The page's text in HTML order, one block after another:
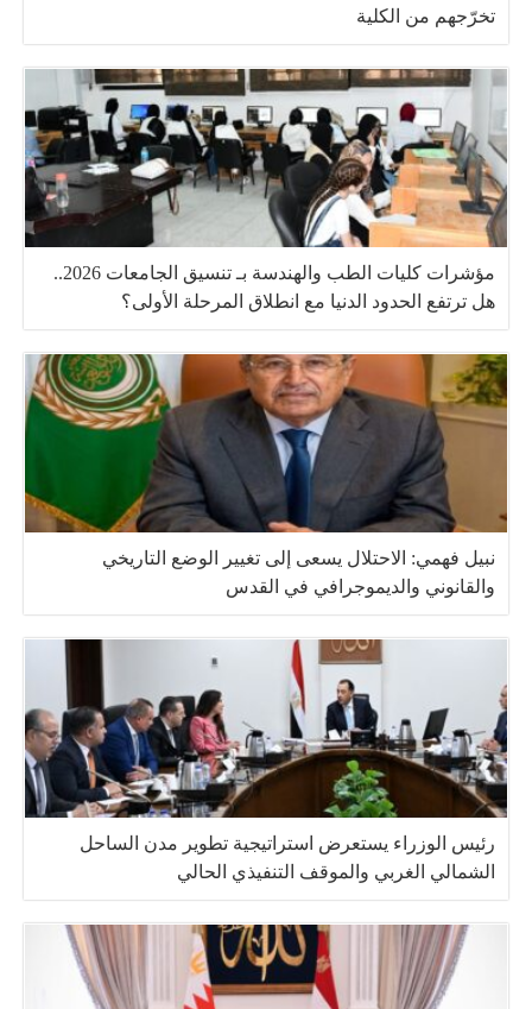
تخرّجهم من الكلية
مؤشرات كليات الطب والهندسة بـ تنسيق الجامعات 2026..
هل ترتفع الحدود الدنيا مع انطلاق المرحلة الأولى؟
نبيل فهمي: الاحتلال يسعى إلى تغيير الوضع التاريخي
والقانوني والديموجرافي في القدس
رئيس الوزراء يستعرض استراتيجية تطوير مدن الساحل
الشمالي الغربي والموقف التنفيذي الحالي